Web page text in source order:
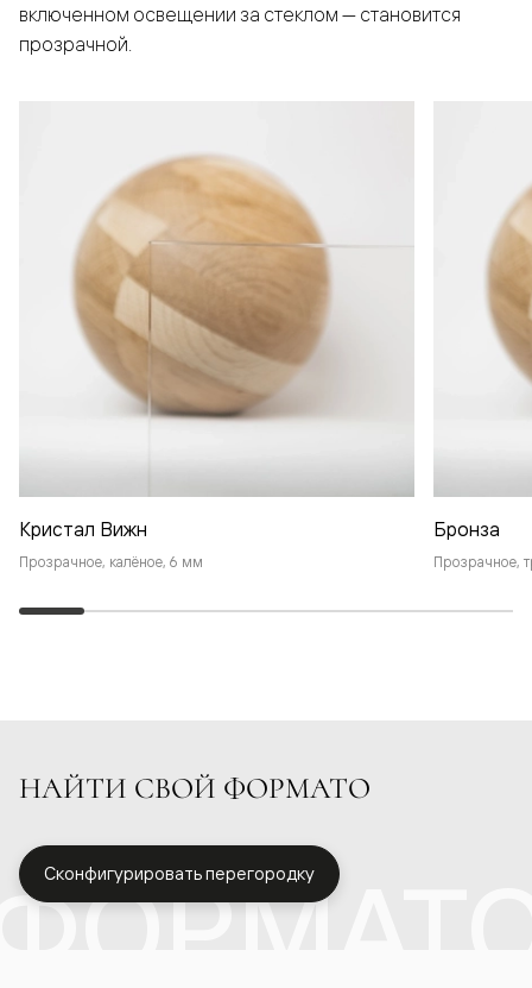
включенном освещении за стеклом — становится
прозрачной.
Кристал Вижн
Прозрачное, калёное, 6 мм
Бронза
Прозрачное,
НАЙТИ СВОЙ ФОРМАТО
Сконфигурировать перегородку